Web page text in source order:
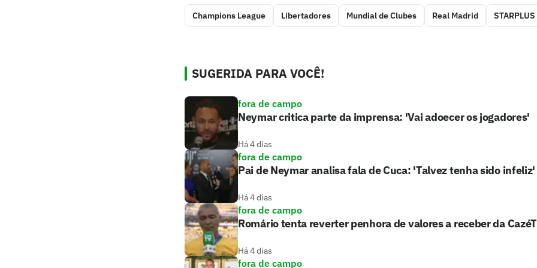
Champions League Libertadores Mundial de Clubes Real Madrid STARPLUS
SUGERIDA PARA VOCÊ!
fora de campo
Neymar critica parte da imprensa: 'Vai adoecer os jogadores'
Há 4 dias
fora de campo
Pai de Neymar analisa fala de Cuca: 'Talvez tenha sido infeliz'
Há 4 dias
fora de campo
Romário tenta reverter penhora de valores a receber da
Há 4 dias
fora de campo